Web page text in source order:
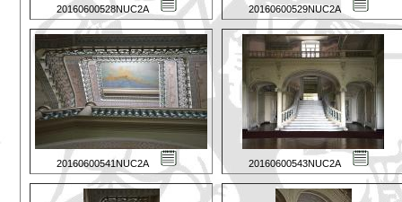
20160600528NUC2A 20160600529NUC2A
20160600541NUC2A 20160600543NUC2A